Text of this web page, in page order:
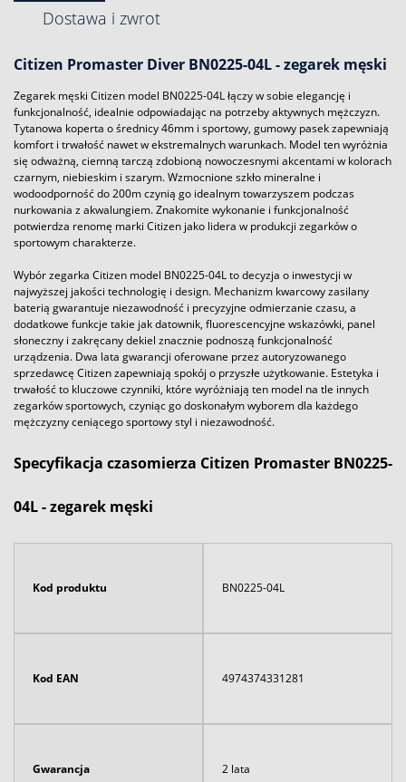
Dostawa i zwrot
Citizen Promaster Diver BN0225-04L- zegarek męski
Zegarek męski Citizen model BN0225-04L łączy w sobie elegancję i
funkcjonalność, idealnie odpowiadając na potrzeby aktywnych mężczyzn.
Tytanowa koperta o średnicy 46mm i sportowy, gumowy pasek zapewniają
komfort i trwałość nawet w ekstremalnych warunkach. Model ten wyróżnia
się odważną, ciemną tarczą zdobioną nowoczesnymi akcentami w kolorach
czarnym, niebieskim i szarym. Wzmocnione szkło mineralne i
wodoodporność do 200m czynią go idealnym towarzyszem podczas
nurkowania z akwalungiem. Znakomite wykonanie i funkcjonalność
potwierdza renomę marki Citizen jako lidera w produkcji zegarków o
sportowym charakterze.
Wybór zegarka Citizen model BN0225-04L to decyzja o inwestycji w
najwyższej jakości technologię i design. Mechanizm kwarcowy zasilany
baterią gwarantuje niezawodność i precyzyjne odmierzanie czasu, a
dodatkowe funkcje takie jak datownik, fluorescencyjne wskazówki, panel
słoneczny i zakręcany dekiel znacznie podnoszą funkcjonalność
urządzenia. Dwa lata gwarancji oferowane przez autoryzowanego
sprzedawcę Citizen zapewniają spokój o przyszłe użytkowanie. Estetyka i
trwałość to kluczowe czynniki, które wyróżniają ten model na tle innych
zegarków sportowych, czyniąc go doskonałym wyborem dla każdego
mężczyzny ceniącego sportowy styl i niezawodność.
Specyfikacja czasomierza Citizen Promaster BN0225-
04L - zegarek męski
Kod produktu BN0225-04L
Kod EAN 4974374331281
Gwarancja 2 lata